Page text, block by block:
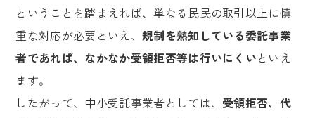
ということを踏まえれば、単なる民民の取引以上に慎
重な対応が必要といえ、 規制を熟知している委託事業
者であれば、なかなか受領拒否等は行いにくいといえ
ます。
したがって、中小受託事業者としては、 受領拒否、代